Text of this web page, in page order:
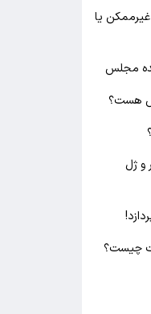
یا
مجلس
و ژل
چیست؟